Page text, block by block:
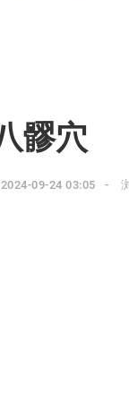
髎穴
09-24 03:05